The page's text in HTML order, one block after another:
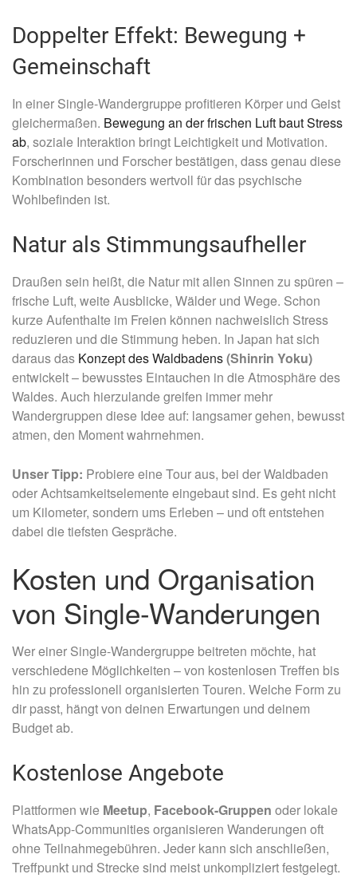
Doppelter Effekt: Bewegung +
Gemeinschaft
In einer Single-Wandergruppe profitieren Körper und Geist
gleichermaßen. Bewegung an der frischen Luft baut Stress
ab, soziale Interaktion bringt Leichtigkeit und Motivation.
Forscherinnen und Forscher bestätigen, dass genau diese
Kombination besonders wertvoll für das psychische
Wohlbefinden ist.
Natur als Stimmungsaufheller
Draußen sein heißt, die Natur mit allen Sinnen zu spüren –
frische Luft, weite Ausblicke, Wälder und Wege. Schon
kurze Aufenthalte im Freien können nachweislich Stress
reduzieren und die Stimmung heben. In Japan hat sich
daraus das Konzept des Waldbadens(Shinrin Yoku)
entwickelt – bewusstes Eintauchen in die Atmosphäre des
Waldes. Auch hierzulande greifen immer mehr
Wandergruppen diese Idee auf: langsamer gehen, bewusst
atmen, den Moment wahrnehmen.
Unser Tipp: Probiere eine Tour aus, bei der Waldbaden
oder Achtsamkeitselemente eingebaut sind. Es geht nicht
um Kilometer, sondern ums Erleben – und oft entstehen
dabei die tiefsten Gespräche.
Kosten und Organisation
von Single-Wanderungen
Wer einer Single-Wandergruppe beitreten möchte, hat
verschiedene Möglichkeiten – von kostenlosen Treffen bis
hin zu professionell organisierten Touren. Welche Form zu
dir passt, hängt von deinen Erwartungen und deinem
Budget ab.
Kostenlose Angebote
Plattformen wie Meetup, Facebook-Gruppen oder lokale
WhatsApp-Communities organisieren Wanderungen oft
ohne Teilnahmegebühren. Jeder kann sich anschließen,
Treffpunkt und Strecke sind meist unkompliziert festgelegt.